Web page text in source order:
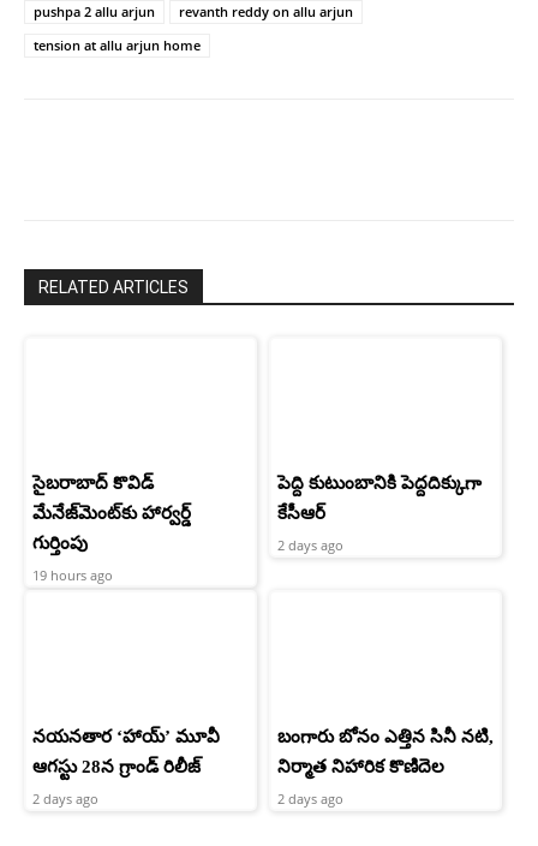
pushpa 2 allu arjun
revanth reddy on allu arjun
tension at allu arjun home
RELATED ARTICLES
సైబరాబాద్‌ కొవిడ్‌
మేనేజ్‌మెంట్‌కు హార్వర్డ్‌
గుర్తింపు
19 hours ago
పెద్ది కుటుంబానికి పెద్దదిక్కుగా
కేసీఆర్
2 days ago
నయనతార ‘హాయ్’ మూవీ
ఆగస్టు 28న గ్రాండ్ రిలీజ్
2 days ago
బంగారు బోనం ఎత్తిన సినీ నటి,
నిర్మాత నిహారిక కొణిదెల
2 days ago